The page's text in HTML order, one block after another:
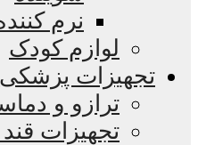
نرم
لوازم کودک
تجهیزات پزشکی
ترازو و
تجهیزات